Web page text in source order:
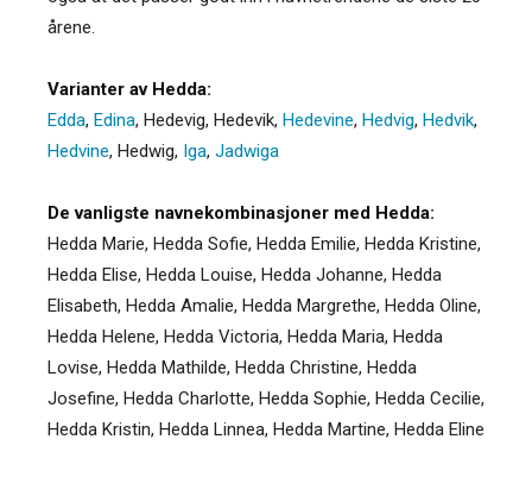
årene.
Varianter av Hedda:
Edda, Edina, Hedevig, Hedevik, Hedevine, Hedvig, Hedvik,
Hedvine, Hedwig, Iga, Jadwiga
De vanligste navnekombinasjoner med Hedda:
Hedda Marie, Hedda Sofie, Hedda Emilie, Hedda Kristine,
Hedda Elise, Hedda Louise, Hedda Johanne, Hedda
Elisabeth, Hedda Amalie, Hedda Margrethe, Hedda Oline,
Hedda Helene, Hedda Victoria, Hedda Maria, Hedda
Lovise, Hedda Mathilde, Hedda Christine, Hedda
Josefine, Hedda Charlotte, Hedda Sophie, Hedda Cecilie,
Hedda Kristin, Hedda Linnea, Hedda Martine, Hedda Eline